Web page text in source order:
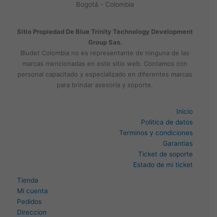
Bogotá - Colombia
Sitio Propiedad De Blue Trinity Technology Development
Group Sas.
Bludet Colombia no es representante de ninguna de las
marcas mencionadas en este sitio web. Contamos con
personal capacitado y especializado en diferentes marcas
para brindar asesoría y soporte.
Inicio
Politica de datos
Terminos y condiciones
Garantias
Ticket de soporte
Estado de mi ticket
Tienda
Mi cuenta
Pedidos
Direccion